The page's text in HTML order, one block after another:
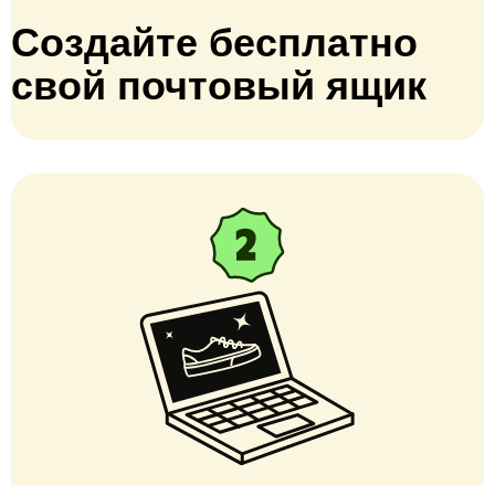
Создайте бесплатно
свой почтовый ящик